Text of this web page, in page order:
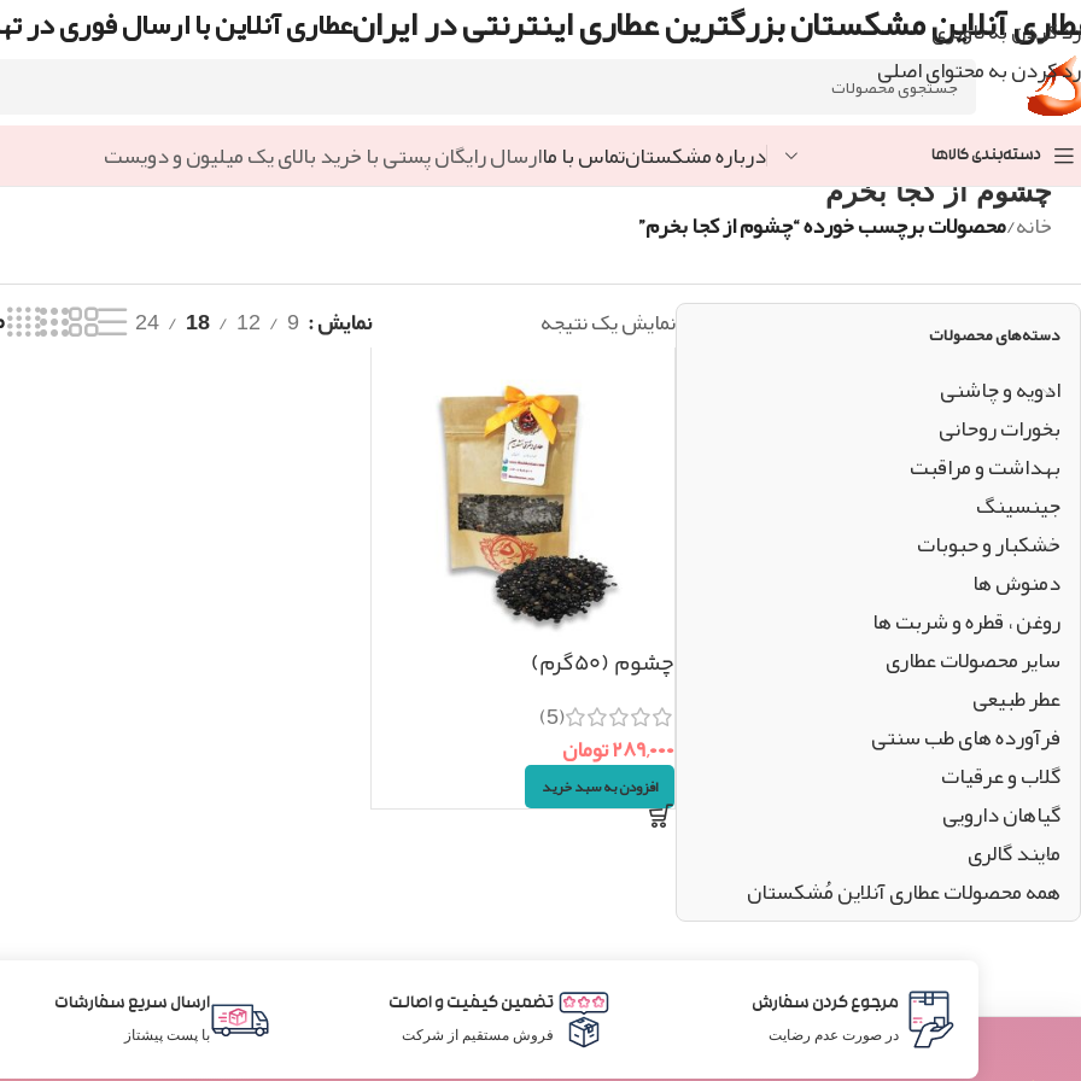
رد کردن به ناوبری
رد کردن به محتوای اصلی
آنلاین مشکستان بزرگترین عطاری اینترنتی در ایرانعطاری آنلاین با ارسال فوری در
دسته‌بندی کالاها درباره مشکستانتماس با ماارسال رایگان پستی با خرید بالای یک میلیون و دویست
چشوم از کجا بخرم
خانه/محصولات برچسب خورده “چشوم از کجا بخرم”
دسته‌های محصولات
ادویه و چاشنی
بخورات روحانی
بهداشت و مراقبت
جینسینگ
خشکبار و حبوبات
دمنوش ها
روغن ، قطره و شربت ها
سایر محصولات عطاری
عطر طبیعی
فرآورده های طب سنتی
گلاب و عرقیات
گیاهان دارویی
مایند گالری
همه محصولات عطاری آنلاین مُشکستان
نمایش یک نتیجه نمایش 9
12
18
24
چشوم (۵۰گرم)
(5)
۲۸۹,۰۰۰تومان
افزودن به سبد خرید
مرجوع کردن سفارش
در صورت عدم رضایت
تضمین کیفیت و اصالت
فروش مستقیم از شرکت
ارسال سریع سفارشات
با پست پیشتاز